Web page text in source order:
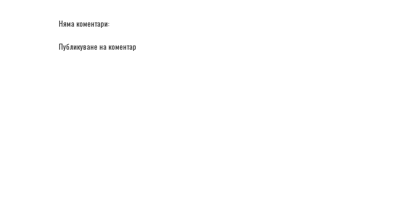
Няма коментари:
Публикуване на коментар